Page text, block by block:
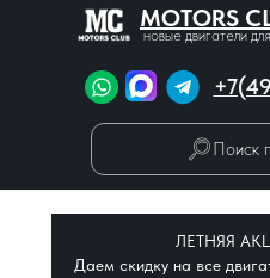
MOTORS
новые двигатели
Поиск
ЛЕТНЯЯ
Даем скидку на все